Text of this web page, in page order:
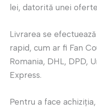
lei, datorită unei
Livrarea se
rapid, cum ar fi Fan
Romania, DHL, DPD,
Express.
Pentru a face